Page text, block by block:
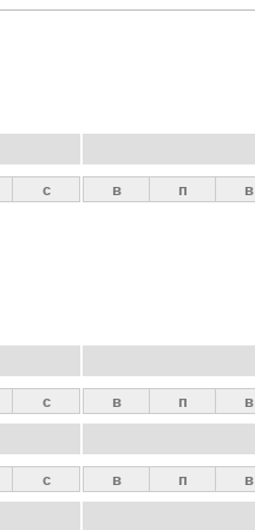
с в п в
с в п в
с в п в